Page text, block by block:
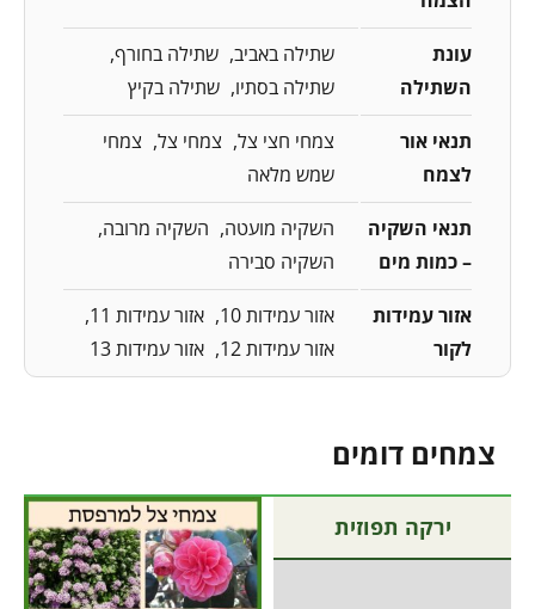
עונת
השתילה
שתילה באביב שתילה בחורף
שתילה בסתיו
שתילה בקיץ
תנאי אור
לצמח
צמחי חצי צל צמחי צל
צמחי
שמש מלאה
תנאי השקיה
– כמות מים
השקיה מועטה
השקיה מרובה
השקיה סבירה
אזור עמידות
לקור
אזור עמידות 10
אזור עמידות 11
אזור עמידות 12
אזור עמידות 13
צמחים דומים
ירקה תפוזית